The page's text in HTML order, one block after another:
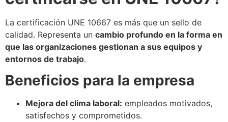
La certificación UNE 10667 es más que un sello de
calidad. Representa un cambio profundo en la forma en
que las organizaciones gestionan a sus equipos y
entornos de trabajo.
Beneficios para la empresa
Mejora del clima laboral: empleados motivados,
satisfechos y comprometidos.